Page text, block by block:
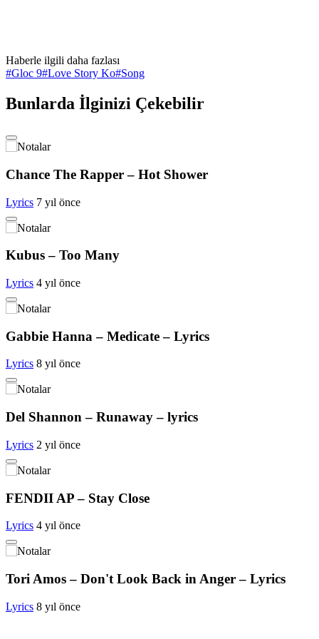
Haberle ilgili daha fazlası
#Gloc 9#Love Story Ko#Song
Bunlarda İlginizi Çekebilir
Chance The Rapper – Hot Shower
Lyrics 7 yıl önce
Kubus – Too Many
Lyrics 4 yıl önce
Gabbie Hanna – Medicate – Lyrics
Lyrics 8 yıl önce
Del Shannon – Runaway – lyrics
Lyrics 2 yıl önce
FENDII AP – Stay Close
Lyrics 4 yıl önce
Tori Amos – Don't Look Back in Anger – Lyrics
Lyrics 8 yıl önce